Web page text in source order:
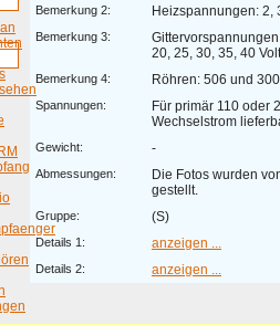
Bemerkung 2: Heizspannungen: 2,
Bemerkung 3:
20, 25, 30, 35, 40 Volt
Bemerkung 4: Röhren: 506 und
Spannungen:
Für primär 110 oder
Wechselstrom
Gewicht: -
Abmessungen:
Die Fotos wurden
gestellt.
Gruppe: (S)
Details 1: anzeigen ...
Details 2: anzeigen ...